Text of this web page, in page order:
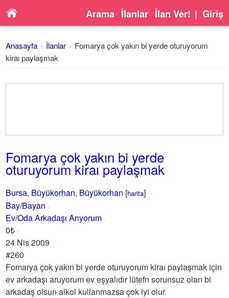
Arama İlanlar İlan Ver! | Giriş
Anasayfa İlanlar
Fomarya çok yakın bi yerde oturuyorum
kiraı paylaşmak
Fomarya çok yakın bi yerde
oturuyorum kiraı paylaşmak
Bursa, Büyükorhan, Büyükorhan [harita]
Bay/Bayan
Ev/Oda Arkadaşı Arıyorum
0₺
24 Nis 2009
#260
Fomarya çok yakın bi yerde oturuyorum kiraı paylaşmak için
ev arkadaşı aruyorum ev eşyalıdır lütefn sorunsuz olan bi
arkadaş olsun alkol kullanmazsa çok iyi olur.